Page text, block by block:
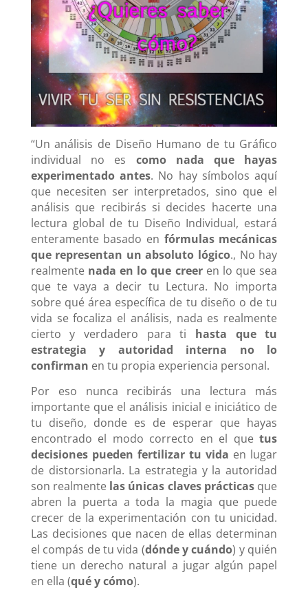
“Un análisis de Diseño Humano de tu Gráfico
individual no es como nada que hayas
experimentado antes. No hay símbolos aquí
que necesiten ser interpretados, sino que el
análisis que recibirás si decides hacerte una
lectura global de tu Diseño Individual, estará
enteramente basado en fórmulas mecánicas
que representan un absoluto lógico., No hay
realmente nada en lo que creeren lo que sea
que te vaya a decir tu Lectura. No importa
sobre qué área específica de tu diseño o de tu
vida se focaliza el análisis, nada es realmente
cierto y verdadero para ti hasta que tu
estrategia y autoridad interna no lo
confirman en tu propia experiencia personal.
Por eso nunca recibirás una lectura más
importante que el análisis inicial e iniciático de
tu diseño, donde es de esperar que hayas
encontrado el modo correcto en el quetus
decisiones pueden fertilizar tu vida en lugar
de distorsionarla. La estrategia y la autoridad
son realmente las únicas claves prácticasque
abren la puerta a toda la magia que puede
crecer de la experimentación con tu unicidad.
Las decisiones que nacen de ellas determinan
el compás de tu vida (dónde y cuándo) y quién
tiene un derecho natural a jugar algún papel
en ella (qué y cómo).